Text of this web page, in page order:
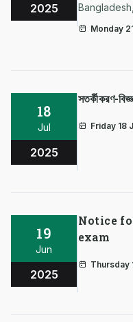
2025
scores of
Milestone
Monday
18
Jul
2025
সতর্কীকরণ-
Friday 18
19
Jun
2025
Notice
exam
Thursday